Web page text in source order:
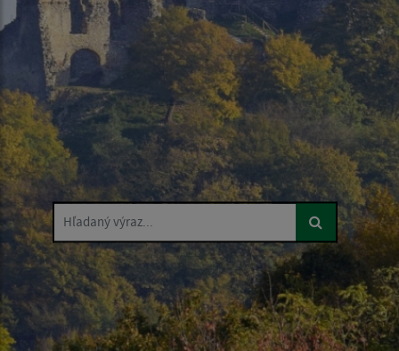
Hľadaný výraz...